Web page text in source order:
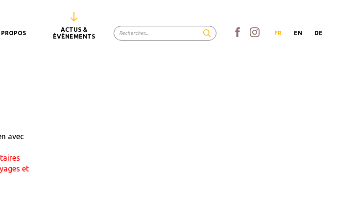
PROPOS
ACTUS &
ÉVÉNEMENTS
FR EN DE
avec
et